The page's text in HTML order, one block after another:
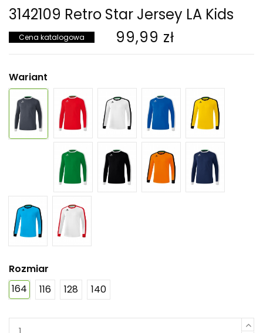
3142109 Retro Star Jersey LA Kids
Cena katalogowa 99,99 zł
Wariant
Rozmiar
164
116 128 140